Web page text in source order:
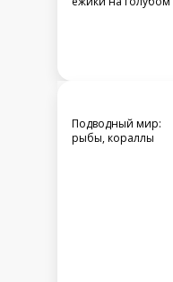
Подводный мир:
рыбы, кораллы